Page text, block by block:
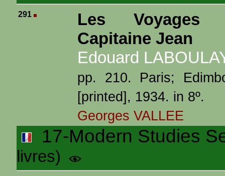
291
Les Voyages
Capitaine Jean
Edouard
pp. 210. Paris;
[printed], 1934. in 8º.
Georges VALLEE
17-Modern Studies
livres)